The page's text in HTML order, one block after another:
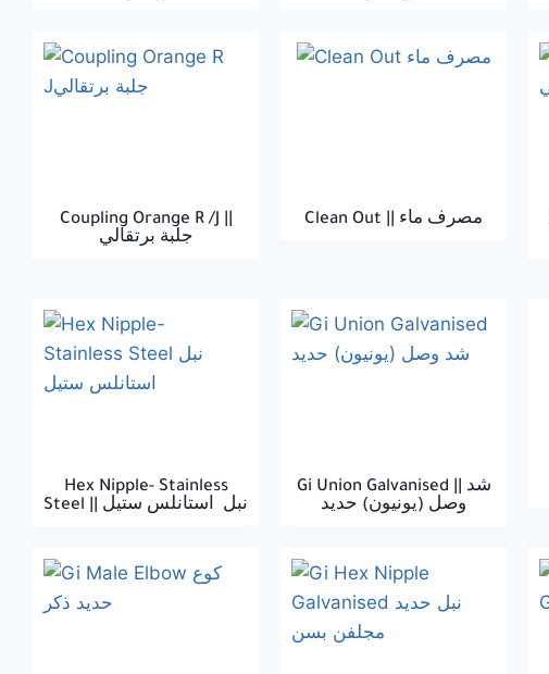
Coupling Orange R /J ||
جلبة برتقالي
Clean Out || مصرف ماء
Hex Nipple- Stainless
Steel || نبل استانلس ستيل
Gi Union Galvanised || شد
وصل (يونيون) حديد